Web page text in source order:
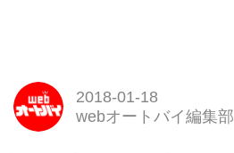
2018-01-18
webオートバイ編集部